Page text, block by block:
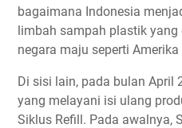
bagaimana Indonesia
limbah sampah plastik yang
negara maju seperti Amerika
Di sisi lain, pada bulan April
yang melayani isi ulang
Siklus Refill. Pada awalnya,